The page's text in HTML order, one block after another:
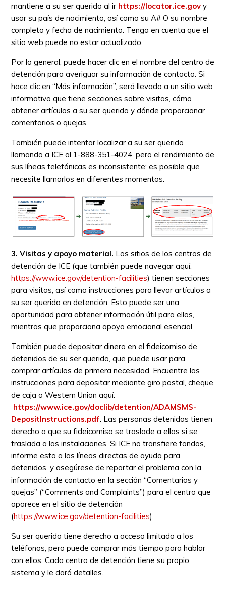
mantiene a su ser querido al ir https://locator.ice.gov y
usar su país de nacimiento, así como su A# O su nombre
completo y fecha de nacimiento. Tenga en cuenta que el
sitio web puede no estar actualizado.
Por lo general, puede hacer clic en el nombre del centro de
detención para averiguar su información de contacto. Si
hace clic en “Más información”, será llevado a un sitio web
informativo que tiene secciones sobre visitas, cómo
obtener artículos a su ser querido y dónde proporcionar
comentarios o quejas.
También puede intentar localizar a su ser querido
llamando a ICE al 1-888-351-4024, pero el rendimiento de
sus líneas telefónicas es inconsistente; es posible que
necesite llamarlos en diferentes momentos.
3. Visitas y apoyo material. Los sitios de los centros de
detención de ICE (que también puede navegar aquí:
https://www.ice.gov/detention-facilities) tienen secciones
para visitas, así como instrucciones para llevar artículos a
su ser querido en detención. Esto puede ser una
oportunidad para obtener información útil para ellos,
mientras que proporciona apoyo emocional esencial.
También puede depositar dinero en el fideicomiso de
detenidos de su ser querido, que puede usar para
comprar artículos de primera necesidad. Encuentre las
instrucciones para depositar mediante giro postal, cheque
de caja o Western Union aquí:
https://www.ice.gov/doclib/detention/ADAMSMS-
DepositInstructions.pdf. Las personas detenidas tienen
derecho a que su fideicomiso se traslade a ellas si se
traslada a las instalaciones. Si ICE no transfiere fondos,
informe esto a las líneas directas de ayuda para
detenidos, y asegúrese de reportar el problema con la
información de contacto en la sección “Comentarios y
quejas” (“Comments and Complaints”) para el centro que
aparece en el sitio de detención
(https://www.ice.gov/detention-facilities).
Su ser querido tiene derecho a acceso limitado a los
teléfonos, pero puede comprar más tiempo para hablar
con ellos. Cada centro de detención tiene su propio
sistema y le dará detalles.